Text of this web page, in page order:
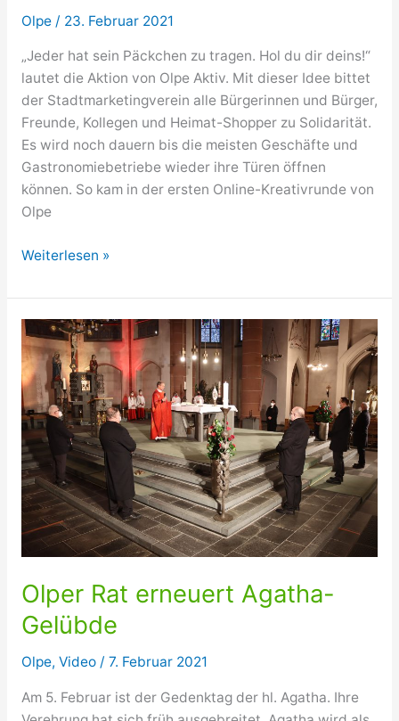
Olpe/ 23. Februar 2021
„Jeder hat sein Päckchen zu tragen. Hol du dir deins!“
lautet die Aktion von Olpe Aktiv. Mit dieser Idee bittet
der Stadtmarketingverein alle Bürgerinnen und Bürger,
Freunde, Kollegen und Heimat-Shopper zu Solidarität.
Es wird noch dauern bis die meisten Geschäfte und
Gastronomiebetriebe wieder ihre Türen öffnen
können. So kam in der ersten Online-Kreativrunde von
Olpe
Solidaritätsaktion
love
Olpe
–
meine
Wundertüte“
Weiterlesen »
Olper Rat erneuert Agatha-
Gelübde
Olpe, Video/ 7. Februar 2021
Am 5. Februar ist der Gedenktag der hl. Agatha. Ihre